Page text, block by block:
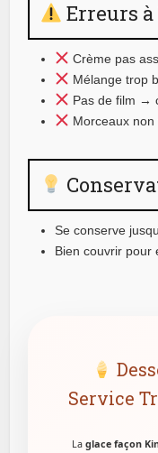
Erreurs
Crème pas
Mélange trop
Pas de film →
Morceaux
Se conserve
Bien couvrir pour
Service
La glace façon